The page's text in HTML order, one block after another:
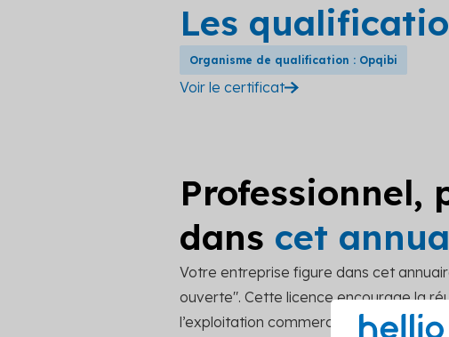
Les
Organisme de qualification : Opqibi
Voir le certificat
Professionnel,
dans cet
Votre entreprise figure dans cet
ouverte". Cette licence encourage la
l’exploitation commerciale. Pour